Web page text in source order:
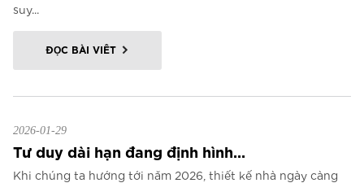
suy...
ĐỌC BÀI VIẾT
2026-01-29
Tư duy dài hạn đang định hình...
Khi chúng ta hướng tới năm 2026, thiết kế nhà ngày càng